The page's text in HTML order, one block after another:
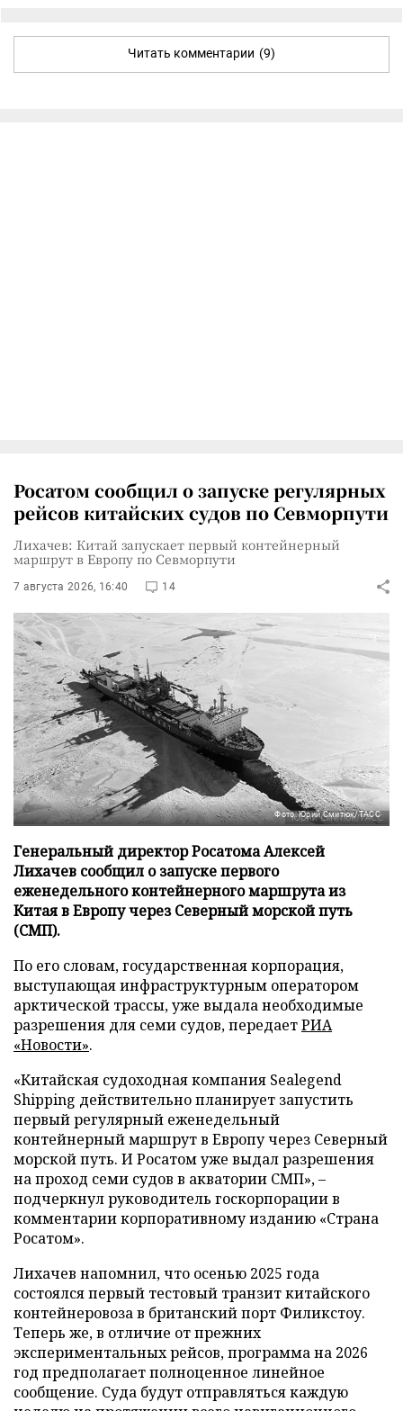
Читать комментарии (9)
Росатом сообщил о запуске регулярных
рейсов китайских судов по Севморпути
Лихачев: Китай запускает первый контейнерный
маршрут в Европу по Севморпути
7 августа 2026, 16:40 14
Фото: Юрий Смитюк/ТАСС
Генеральный директор Росатома Алексей
Лихачев сообщил о запуске первого
еженедельного контейнерного маршрута из
Китая в Европу через Северный морской путь
(СМП).
По его словам, государственная корпорация,
выступающая инфраструктурным оператором
арктической трассы, уже выдала необходимые
разрешения для семи судов, передаетРИА
«Новости».
«Китайская судоходная компания Sealegend
Shipping действительно планирует запустить
первый регулярный еженедельный
контейнерный маршрут в Европу через Северный
морской путь. И Росатом уже выдал разрешения
на проход семи судов в акватории СМП», –
подчеркнул руководитель госкорпорации в
комментарии корпоративному изданию «Страна
Росатом».
Лихачев напомнил, что осенью 2025 года
состоялся первый тестовый транзит китайского
контейнеровоза в британский порт Филикстоу.
Теперь же, в отличие от прежних
экспериментальных рейсов, программа на 2026
год предполагает полноценное линейное
сообщение. Суда будут отправляться каждую